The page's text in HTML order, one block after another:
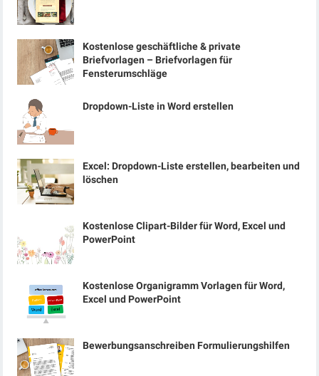
Kostenlose geschäftliche & private
Briefvorlagen – Briefvorlagen für
Fensterumschläge
Dropdown-Liste in Word erstellen
Excel: Dropdown-Liste erstellen, bearbeiten und
löschen
Kostenlose Clipart-Bilder für Word, Excel und
PowerPoint
Kostenlose Organigramm Vorlagen für Word,
Excel und PowerPoint
Bewerbungsanschreiben Formulierungshilfen